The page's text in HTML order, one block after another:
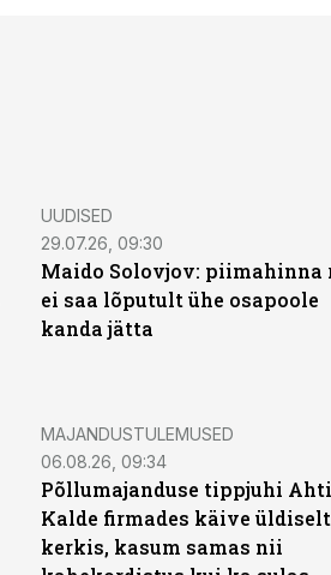
UUDISED
29.07.26, 09:30
Maido Solovjov: piimahinna
ei saa lõputult ühe osapoole
kanda jätta
MAJANDUSTULEMUSED
06.08.26, 09:34
Põllumajanduse tippjuhi Ahti
Kalde firmades käive üldiselt
kerkis, kasum samas nii